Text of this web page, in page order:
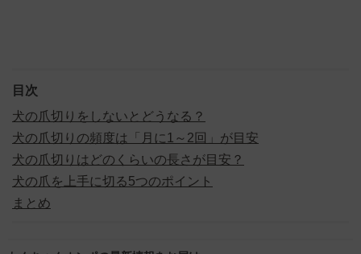
目次
犬の爪切りをしないとどうなる？
犬の爪切りの頻度は「月に1～2回」が目安
犬の爪切りはどのくらいの長さが目安？
犬の爪を上手に切る5つのポイント
まとめ